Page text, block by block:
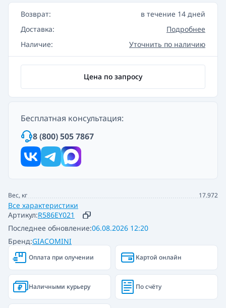
Артикул:R586EY021
Бренд:GIACOMINI
Последнее обновление:06.08.2026 12:20
Вес, кг 17.972
Все характеристики
Возврат:
в течение 14 дней
Доставка:
Подробнее
Наличие:
Уточнить по наличию
Цена по запросу
Бесплатная консультация:
8 (800) 505 7867
Оплата при олучении Картой онлайн
Наличными курьеру По счёту